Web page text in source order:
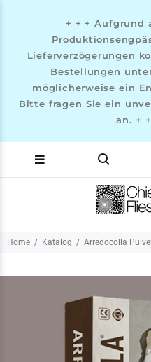
+ + + Aufgrund
Lieferverzögerungen
Bestellungen
möglicherweise ein
Bitte fragen Sie ein
an. +
Home Katalog Arredocolla